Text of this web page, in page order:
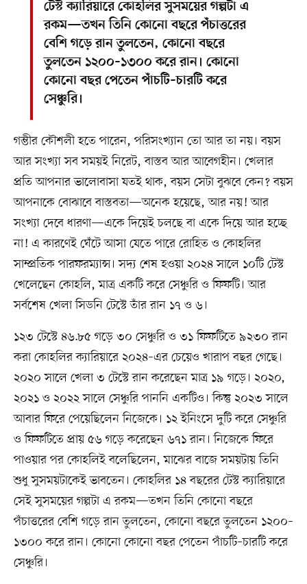
টেস্ট ক্যারিয়ারে কোহলির সুসময়ের গল্পটা এ
রকম—তখন তিনি কোনো বছরে পঁচাত্তরের
বেশি গড়ে রান তুলতেন, কোনো বছরে
তুলতেন ১২০০–১৩০০ করে রান। কোনো
কোনো বছর পেতেন পাঁচটি–চারটি করে
সেঞ্চুরি।
গম্ভীর কৌশলী হতে পারেন, পরিসংখ্যান তো আর তা নয়। বয়স
আর সংখ্যা সব সময়ই নিরেট, বাস্তব আর আবেগহীন। খেলার
প্রতি আপনার ভালোবাসা যতই থাক, বয়স সেটা বুঝবে কেন? বয়স
আপনাকে বোঝাবে বাস্তবতা—অনেক হয়েছে, আর নয়! আর
সংখ্যা দেবে ধারণা—একে দিয়েই চলছে বা একে দিয়ে আর হচ্ছে
না! এ কারণেই ঘেঁটে আসা যেতে পারে রোহিত ও কোহলির
সাম্প্রতিক পারফরম্যান্স। সদ্য শেষ হওয়া ২০২৪ সালে ১০টি টেস্ট
খেলেছেন কোহলি, মাত্র একটি করে সেঞ্চুরি ও ফিফটি। আর
সর্বশেষ খেলা সিডনি টেস্টে তাঁর রান ১৭ ও ৬।
১২৩ টেস্টে ৪৬.৮৫ গড়ে ৩০ সেঞ্চুরি ও ৩১ ফিফটিতে ৯২৩০ রান
করা কোহলির ক্যারিয়ারে ২০২৪–এর চেয়েও খারাপ বছর গেছে।
২০২০ সালে খেলা ৩ টেস্টে রান করেছেন মাত্র ১৯ গড়ে। ২০২০,
২০২১ ও ২০২২ সালে সেঞ্চুরি পাননি একটিও। কিন্তু ২০২৩ সালে
আবার ফিরে পেয়েছিলেন নিজেকে। ১২ ইনিংসে দুটি করে সেঞ্চুরি
ও ফিফটিতে প্রায় ৫৬ গড়ে করেছেন ৬৭১ রান। নিজেকে ফিরে
পাওয়ার পর কোহলিই বলেছিলেন, মাঝের বাজে সময়টায় তিনি
শুধু সুসময়টাকেই ভাবতেন। কোহলির ১৪ বছরের টেস্ট ক্যারিয়ারে
সেই সুসময়ের গল্পটা এ রকম—তখন তিনি কোনো বছরে
পঁচাত্তরের বেশি গড়ে রান তুলতেন, কোনো বছরে তুলতেন ১২০০–
১৩০০ করে রান। কোনো কোনো বছর পেতেন পাঁচটি–চারটি করে
সেঞ্চুরি।